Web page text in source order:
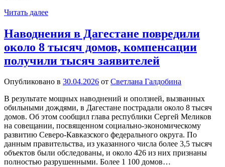
Читать далее
Наводнения в Дагестане повредили
около 8 тысяч домов, компенсации
получили тысяч заявителей
Опубликовано в 30.04.2026 от Светлана Галдобина
В результате мощных наводнений и оползней, вызванных
обильными дождями, в Дагестане пострадали около 8 тысяч
домов. Об этом сообщил глава республики Сергей Меликов
на совещании, посвященном социально-экономическому
развитию Северо-Кавказского федерального округа. По
данным правительства, из указанного числа более 3,5 тысяч
объектов были обследованы, и около 426 из них признаны
полностью разрушенными. Более 1 100 домов…